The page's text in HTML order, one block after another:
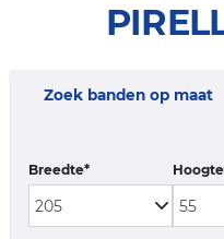
Zoek banden op maat
Breedte*